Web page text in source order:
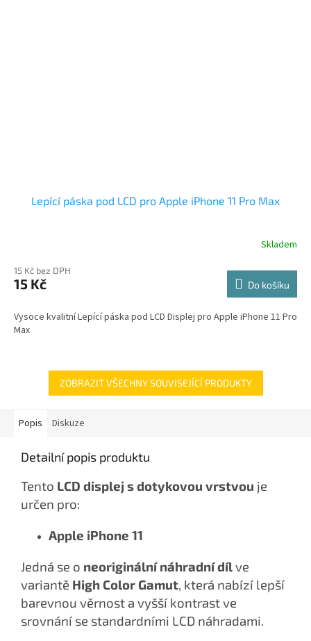
Lepící páska pod LCD pro Apple iPhone 11 Pro Max
Skladem
15 Kč bez DPH
15 Kč Do košíku
Vysoce kvalitní Lepící páska pod LCD Displej pro Apple iPhone 11 Pro
Max
ZOBRAZIT VŠECHNY SOUVISEJÍCÍ PRODUKTY
Popis Diskuze
Detailní popis produktu
Tento LCD displej s dotykovou vrstvou je
určen pro:
Apple iPhone 11
Jedná se o neoriginální náhradní dílve
variantě High Color Gamut, která nabízí lepší
barevnou věrnost a vyšší kontrast ve
srovnání se standardními LCD náhradami.